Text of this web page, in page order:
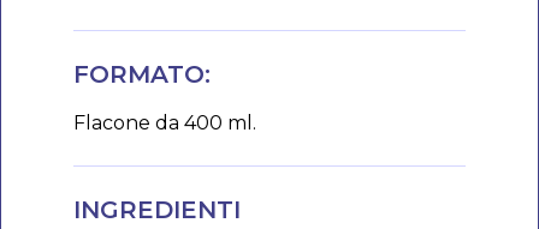
FORMATO:
Flacone da 400 ml.
INGREDIENTI